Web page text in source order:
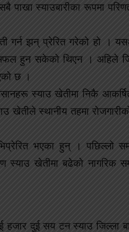
पाखा स्याउबारीका रूपमा
गर्न झन् प्रेरित गरेको हो ।
सफल हुन सकेको थिएन । अहिले
छ ।
स्याउ खेतीमा निकै
खेतीले स्थानीय तहमा
भएका हुन् । पछिल्लो
स्याउ खेतीमा बढेको नागरिक
हजार दुई सय टन स्याउ जिल्ला